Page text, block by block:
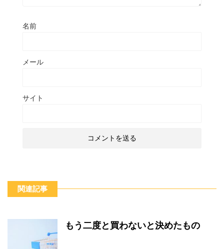
名前
メール
サイト
関連記事
もう二度と買わないと決めたもの